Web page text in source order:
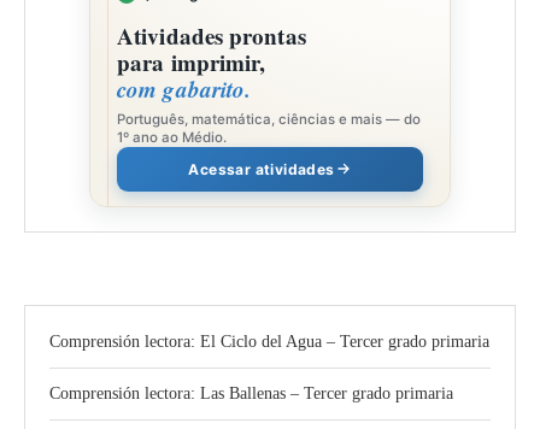
Atividades prontas
para imprimir,
com gabarito.
Português, matemática, ciências e mais — do
1º ano ao Médio.
Acessar atividades
Comprensión lectora: El Ciclo del Agua – Tercer grado primaria
Comprensión lectora: Las Ballenas – Tercer grado primaria